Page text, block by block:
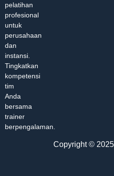
pelatihan
profesional
untuk
perusahaan
dan
instansi.
Tingkatkan
kompetensi
tim
Anda
bersama
trainer
berpengalaman.
Copyright ©